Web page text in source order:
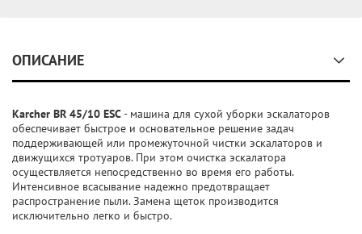
ОПИСАНИЕ
Karcher BR 45/10 ESC- машина для сухой уборки эскалаторов
обеспечивает быстрое и основательное решение задач
поддерживающей или промежуточной чистки эскалаторов и
движущихся тротуаров. При этом очистка эскалатора
осуществляется непосредственно во время его работы.
Интенсивное всасывание надежно предотвращает
распространение пыли. Замена щеток производится
исключительно легко и быстро.